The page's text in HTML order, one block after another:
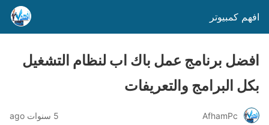
افهم كمبيوتر
افضل برنامج عمل باك اب لنظام التشغيل
بكل البرامج والتعريفات
AfhamPc 5 سنوات ago